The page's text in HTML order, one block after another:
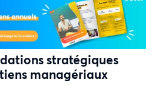
stratégiques
managériaux